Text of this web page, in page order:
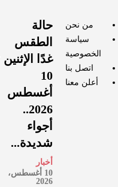
من نحن
سياسة
الخصوصية
اتصل بنا
أعلن معنا
حالة
الطقس
غدًا الإثنين
10
أغسطس
2026..
أجواء
شديدة...
أخبار
10 أغسطس،
2026